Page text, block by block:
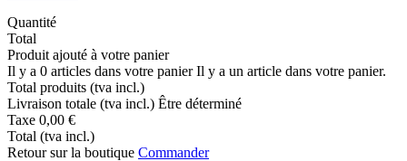
Quantité
Total
Produit ajouté à votre panier
Il y a 0 articles dans votre panierIl y a un article dans votre panier.
Total produits (tva incl.)
Livraison totale (tva incl.) Être déterminé
Taxe 0,00 €
Total (tva incl.)
Retour sur la boutique Commander